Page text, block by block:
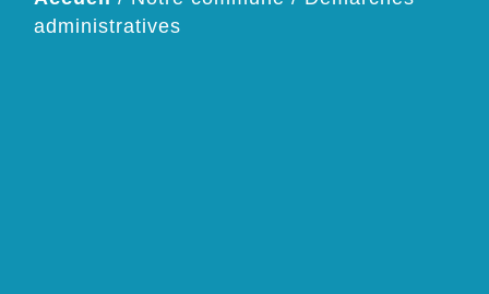
administratives